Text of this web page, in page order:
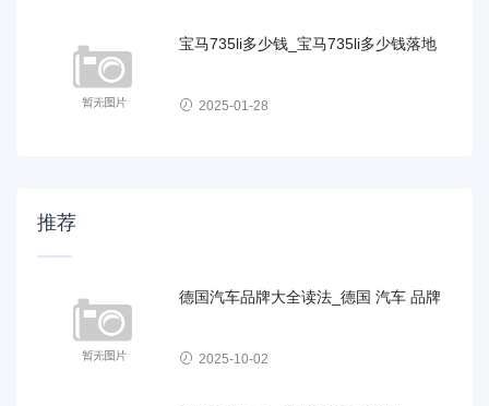
宝马735li多少钱_宝马735li多少钱落地
2025-01-28
推荐
德国汽车品牌大全读法_德国 汽车 品牌
2025-10-02